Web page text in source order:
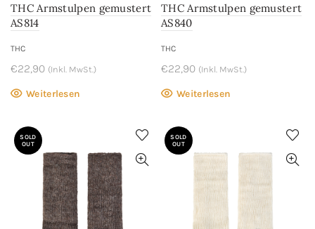
THC Armstulpen gemustert
AS814
THC
€22,90 (Inkl. MwSt.)
Weiterlesen
THC Armstulpen gemustert
AS840
THC
€22,90 (Inkl. MwSt.)
Weiterlesen
SOLD
OUT
SOLD
OUT